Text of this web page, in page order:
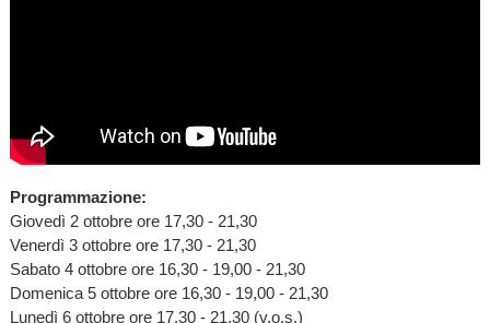
Programmazione:
Giovedì 2 ottobre ore 17,30 - 21,30
Venerdì 3 ottobre ore 17,30 - 21,30
Sabato 4 ottobre ore 16,30 - 19,00 - 21,30
Domenica 5 ottobre ore 16,30 - 19,00 - 21,30
Lunedì 6 ottobre ore 17,30 - 21,30 (v.o.s.)